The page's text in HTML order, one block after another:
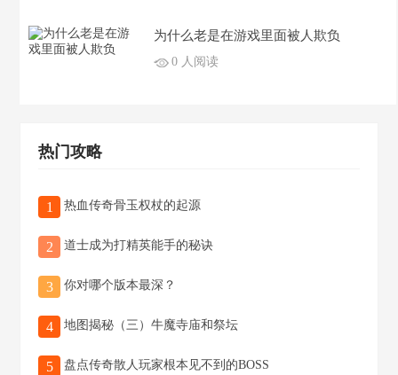
为什么老是在游戏里面被人欺负
0 人阅读
热门攻略
1 热血传奇骨玉权杖的起源
2 道士成为打精英能手的秘诀
3 你对哪个版本最深？
4 地图揭秘（三）牛魔寺庙和祭坛
5 盘点传奇散人玩家根本见不到的BOSS